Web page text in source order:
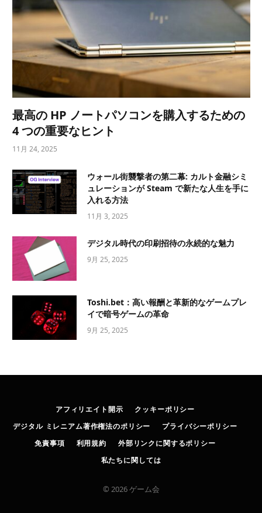
最高の HP ノートパソコンを購入するための
4 つの重要なヒント
11月 24, 2025
ウォール街襲撃者の第二幕: カルト金融シミ
ュレーションが Steam で新たな人生を手に
入れる方法
11月 3, 2025
デジタル時代の印刷招待の永続的な魅力
9月 25, 2025
Toshi.bet：高い報酬と革新的なゲームプレ
イで暗号ゲームの革命
9月 25, 2025
アフィリエイト開示
クッキーポリシー
デジタル ミレニアム著作権法のポリシー
プライバシーポリシー
免責事項
利用規約
外部リンクに関するポリシー
私たちに関しては
© 2026 ゲーム会